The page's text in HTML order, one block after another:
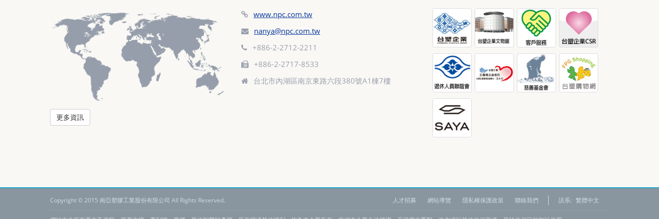
更多資訊
www.npc.com.tw
nanya@npc.com.tw
+886-2-2712-2211
+886-2-2717-8533
台北市內湖區南京東路六段380號A1棟7樓
Copyright © 2015 南亞塑膠工業股份有限公司 All Rights Reserved. 人才招募 網站導覽 隱私權保護政策 聯絡我們 語系: 繁體中文